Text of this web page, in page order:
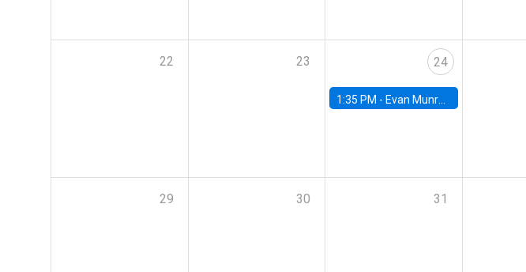
22 23 24
1:35 PM - Evan Munro, Neyman Visiting Assistant Professor in the Department of Statistics at UC Berkeley
29 30 31